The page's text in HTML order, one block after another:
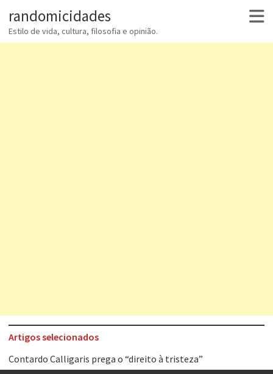
randomicidades
Estilo de vida, cultura, filosofia e opinião.
Artigos selecionados
Contardo Calligaris prega o “direito à tristeza”